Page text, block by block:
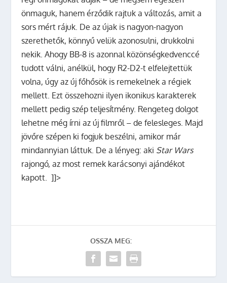
önmaguk, hanem érződik rajtuk a változás, amit a
sors mért rájuk. De az újak is nagyon-nagyon
szerethetők, könnyű velük azonosulni, drukkolni
nekik. Ahogy BB-8 is azonnal közönségkedvenccé
tudott válni, anélkül, hogy R2-D2-t elfelejtettük
volna, úgy az új főhősök is remekelnek a régiek
mellett. Ezt összehozni ilyen ikonikus karakterek
mellett pedig szép teljesítmény. Rengeteg dolgot
lehetne még írni az új filmről – de felesleges. Majd
jövőre szépen ki fogjuk beszélni, amikor már
mindannyian láttuk. De a lényeg: aki Star Wars
rajongó, az most remek karácsonyi ajándékot
kapott. ]]>
OSSZA MEG: